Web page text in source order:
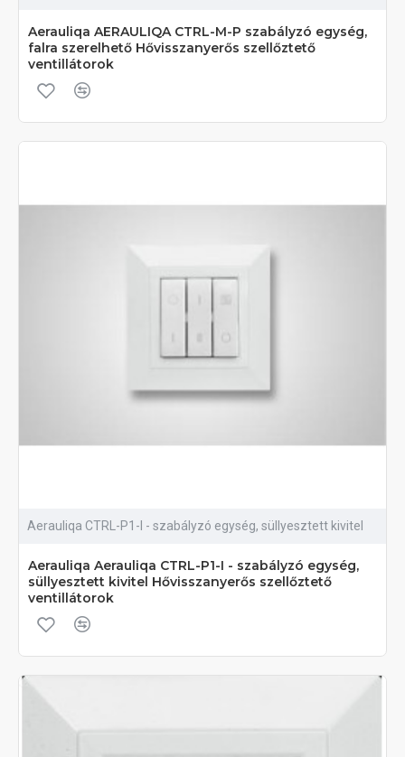
Aerauliqa AERAULIQA CTRL-M-P szabályzó egység,
falra szerelhető Hővisszanyerős szellőztető
ventillátorok
Aerauliqa CTRL-P1-I - szabályzó egység, süllyesztett kivitel
Aerauliqa Aerauliqa CTRL-P1-I - szabályzó egység,
süllyesztett kivitel Hővisszanyerős szellőztető
ventillátorok